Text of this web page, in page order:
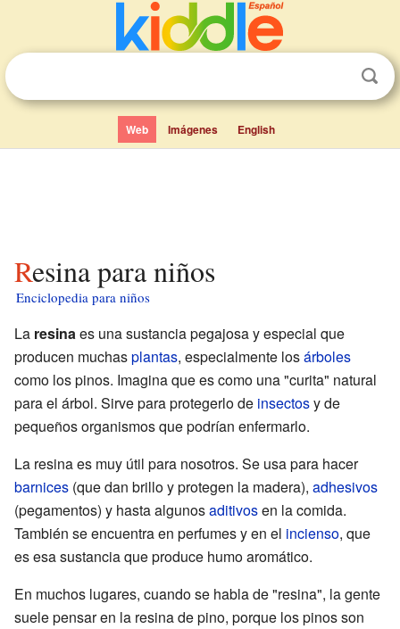
Web Imágenes English
Resina para niños
Enciclopedia para niños
La resinaes una sustancia pegajosa y especial que
producen muchasplantas, especialmente losárboles
como los pinos. Imagina que es como una "curita" natural
para el árbol. Sirve para protegerlo de insectosy de
pequeños organismos que podrían enfermarlo.
La resina es muy útil para nosotros. Se usa para hacer
barnices (que dan brillo y protegen la madera), adhesivos
(pegamentos) y hasta algunosaditivosen la comida.
También se encuentra en perfumes y en el incienso, que
es esa sustancia que produce humo aromático.
En muchos lugares, cuando se habla de "resina", la gente
suele pensar en la resina de pino, porque los pinos son